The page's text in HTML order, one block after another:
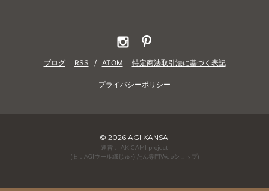
ブログ RSS / ATOM 特定商法取引法に基づく表記
プライバシーポリシー
© 2026 AGI KANSAI
運営： AKIGAMI project
(旧：AGIウール織じゅうたん専門Webショップ)